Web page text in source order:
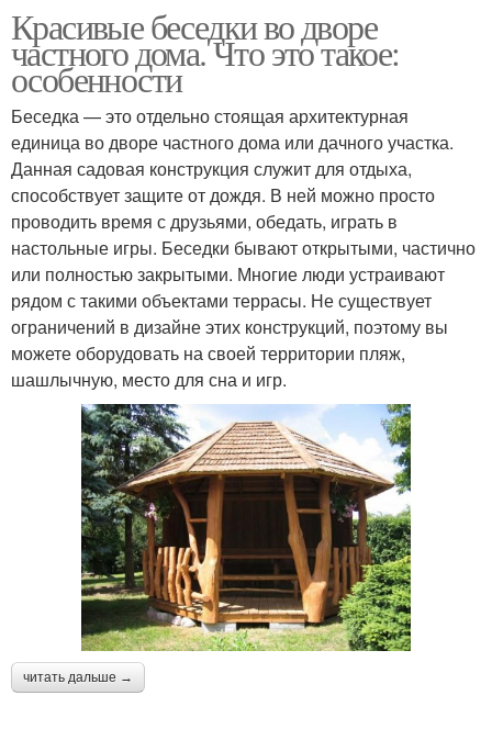
Красивые беседки во дворе
частного дома. Что это такое:
особенности
Беседка — это отдельно стоящая архитектурная
единица во дворе частного дома или дачного участка.
Данная садовая конструкция служит для отдыха,
способствует защите от дождя. В ней можно просто
проводить время с друзьями, обедать, играть в
настольные игры. Беседки бывают открытыми, частично
или полностью закрытыми. Многие люди устраивают
рядом с такими объектами террасы. Не существует
ограничений в дизайне этих конструкций, поэтому вы
можете оборудовать на своей территории пляж,
шашлычную, место для сна и игр.
читать дальше →